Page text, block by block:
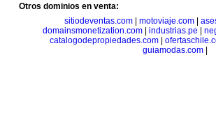
Otros dominios en venta:
sitiodeventas.com
motoviaje.com
domainsmonetization.com| industrias.pe
catalogodepropiedades.com|
guiamodas.com|